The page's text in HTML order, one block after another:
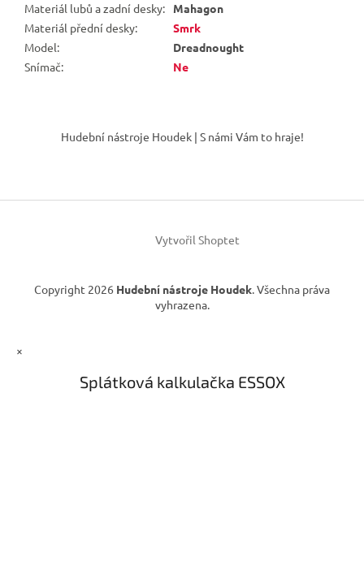
Materiál lubů a zadní desky:
Mahagon
Materiál přední desky:
Smrk
Model:
Dreadnought
Snímač: Ne
í
Hudební nástroje Houdek | S námi Vám to hraje!
Vytvořil Shoptet
Copyright 2026 Hudební nástroje Houdek. Všechna práva
vyhrazena.
×
Splátková kalkulačka ESSOX